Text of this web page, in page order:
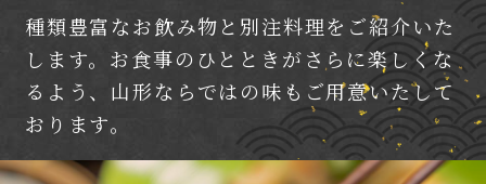
種類豊富なお飲み物と別注料理をご紹介いた
します。 お食事のひとときがさらに楽しくな
るよう、山形ならではの味もご用意いたして
おります。